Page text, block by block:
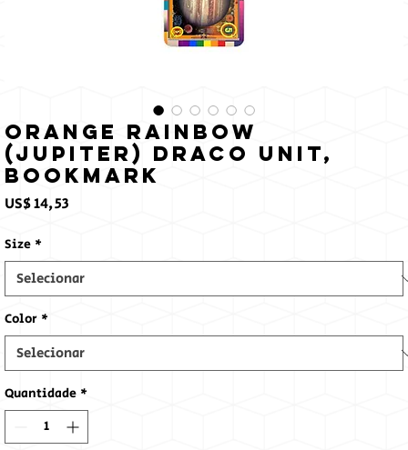
Orange Rainbow
(Jupiter) Draco Unit,
Bookmark
US$ 14,53
Size *
Color *
Quantidade *